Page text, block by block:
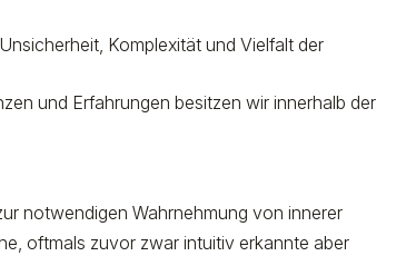
Komplexität und Vielfalt der
und Erfahrungen besitzen wir innerhalb der
notwendigen Wahrnehmung von innerer
oftmals zuvor zwar intuitiv erkannte aber